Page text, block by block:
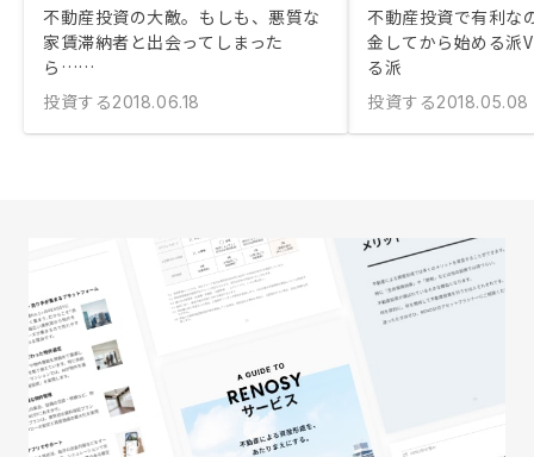
不動産投資の大敵。もしも、悪質な
家賃滞納者と出会ってしまった
ら……
投資する2018.06.18
不動産投資で有利な
金してから始める派
る派
投資する2018.05.08